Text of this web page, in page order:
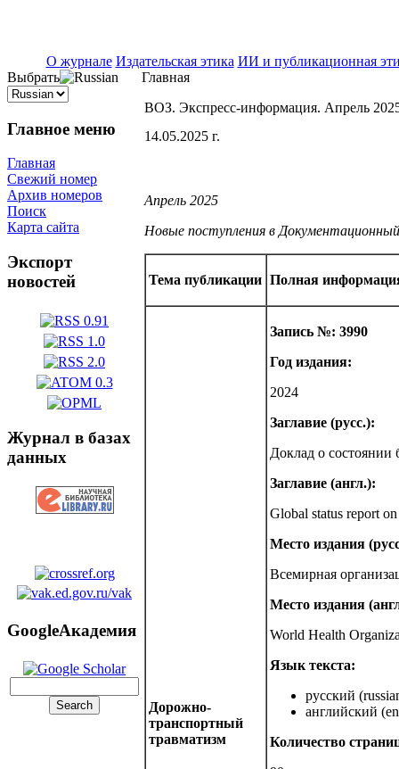
О журнале Издательская этика ИИ и публикационная
Выбрать
Главное меню
Главная
Свежий номер
Архив номеров
Поиск
Карта сайта
Экспорт
новостей
Журнал в базах
данных
GoogleАкадемия
Главная
ВОЗ. Экспресс-информация. Апрель
14.05.2025 г.
Апрель 2025
Новые поступления в
Тема публикации Полная
Дорожно-
транспортный
травматизм
Запись №: 3990
Год издания:
2024
Заглавие (русс.):
Доклад о состоянии
Заглавие (англ.):
Global status report
Место издания
Всемирная
Место издания
World Health
Язык текста:
русский
английский
Количество